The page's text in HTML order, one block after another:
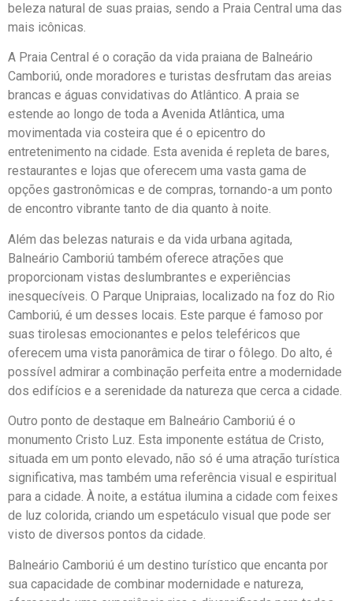
beleza natural de suas praias, sendo a Praia Central uma das
mais icônicas.
A Praia Central é o coração da vida praiana de Balneário
Camboriú, onde moradores e turistas desfrutam das areias
brancas e águas convidativas do Atlântico. A praia se
estende ao longo de toda a Avenida Atlântica, uma
movimentada via costeira que é o epicentro do
entretenimento na cidade. Esta avenida é repleta de bares,
restaurantes e lojas que oferecem uma vasta gama de
opções gastronômicas e de compras, tornando-a um ponto
de encontro vibrante tanto de dia quanto à noite.
Além das belezas naturais e da vida urbana agitada,
Balneário Camboriú também oferece atrações que
proporcionam vistas deslumbrantes e experiências
inesquecíveis. O Parque Unipraias, localizado na foz do Rio
Camboriú, é um desses locais. Este parque é famoso por
suas tirolesas emocionantes e pelos teleféricos que
oferecem uma vista panorâmica de tirar o fôlego. Do alto, é
possível admirar a combinação perfeita entre a modernidade
dos edifícios e a serenidade da natureza que cerca a cidade.
Outro ponto de destaque em Balneário Camboriú é o
monumento Cristo Luz. Esta imponente estátua de Cristo,
situada em um ponto elevado, não só é uma atração turística
significativa, mas também uma referência visual e espiritual
para a cidade. À noite, a estátua ilumina a cidade com feixes
de luz colorida, criando um espetáculo visual que pode ser
visto de diversos pontos da cidade.
Balneário Camboriú é um destino turístico que encanta por
sua capacidade de combinar modernidade e natureza,